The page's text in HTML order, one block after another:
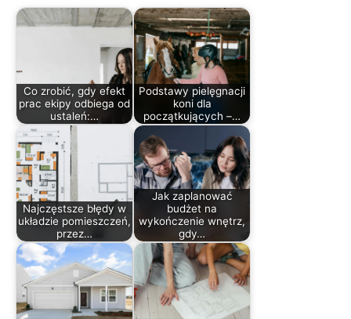
Co zrobić, gdy efekt
prac ekipy odbiega od
ustaleń:…
Podstawy pielęgnacji
koni dla
początkujących –…
Najczęstsze błędy w
układzie pomieszczeń,
przez…
Jak zaplanować
budżet na
wykończenie wnętrz,
gdy…